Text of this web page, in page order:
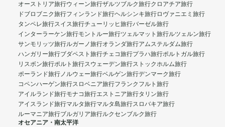
オーストリア旅行ウィーン旅行ザルツブルク旅行クロアチア旅行
ドブロブニク旅行フィンランド旅行ヘルシンキ旅行ロヴァニエミ旅行
タンペレ旅行スイス旅行チューリッヒ旅行バーゼル旅行
インターラーケン旅行モントルー旅行ツェルマット旅行ルツェルン旅行
サンモリッツ旅行ルガーノ旅行オランダ旅行アムステルダム旅行
ハンガリー旅行ブダペスト旅行チェコ旅行プラハ旅行ポルトガル旅行
リスボン旅行ポルト旅行スウェーデン旅行ストックホルム旅行
ポーランド旅行ノルウェー旅行ベルゲン旅行デンマーク旅行
コペンハーゲン旅行スロベニア旅行フランクフルト旅行
アイルランド旅行モナコ旅行エストニア旅行タリン旅行
アイスランド旅行マルタ旅行マルタ島旅行スロバキア旅行
ルーマニア旅行ブルガリア旅行ルクセンブルク旅行
オセアニア・南太平洋